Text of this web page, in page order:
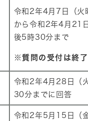
令和2年4月7日（火
から令和2年4月21
後5時30分まで
※質問の受付は終
令和2年4月28日（
30分までに回答
令和2年5月15日（